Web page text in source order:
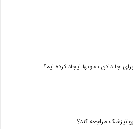
جا دادن تفاوتها ایجاد کرده ایم؟
مراجعه کند؟